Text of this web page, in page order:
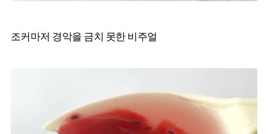
조커마저 경악을 금치 못한 비주얼